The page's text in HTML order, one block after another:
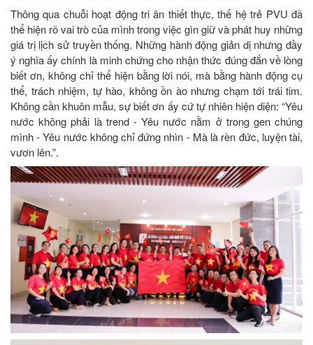
Thông qua chuỗi hoạt động tri ân thiết thực, thế hệ trẻ PVU đã
thể hiện rõ vai trò của mình trong việc gìn giữ và phát huy những
giá trị lịch sử truyền thống. Những hành động giản dị nhưng đầy
ý nghĩa ấy chính là minh chứng cho nhận thức đúng đắn về lòng
biết ơn, không chỉ thể hiện bằng lời nói, mà bằng hành động cụ
thể, trách nhiệm, tự hào, không ồn ào nhưng chạm tới trái tim.
Không cần khuôn mẫu, sự biết ơn ấy cứ tự nhiên hiện diện: “Yêu
nước không phải là trend - Yêu nước nằm ở trong gen chúng
mình - Yêu nước không chỉ đứng nhìn - Mà là rèn đức, luyện tài,
vươn lên.”.